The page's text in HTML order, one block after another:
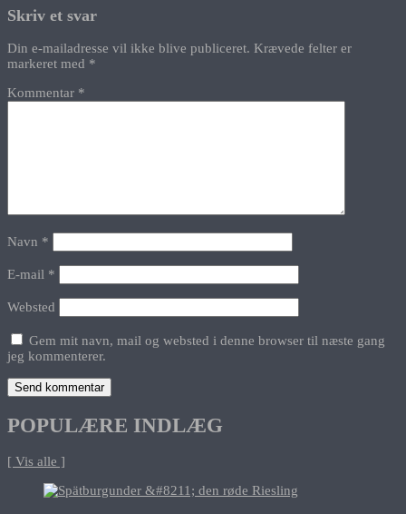
Skriv et svar
Din e-mailadresse vil ikke blive publiceret. Krævede felter er
markeret med *
Kommentar *
Navn *
E-mail *
Websted
Gem mit navn, mail og websted i denne browser til næste gang
jeg kommenterer.
POPULÆRE INDLÆG
[ Vis alle ]